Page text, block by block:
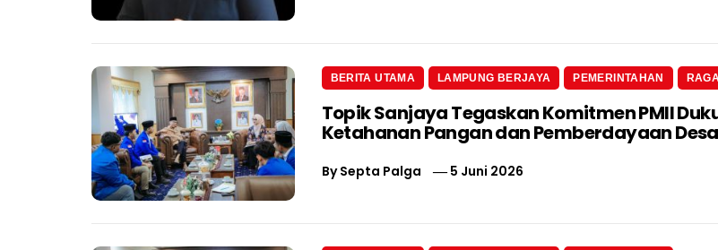
BERITA UTAMA LAMPUNG BERJAYA PEMERINTAHAN
Topik Sanjaya Tegaskan Komitmen PMII
Ketahanan Pangan dan Pemberdayaan Desa
BySepta Palga 5 Juni 2026